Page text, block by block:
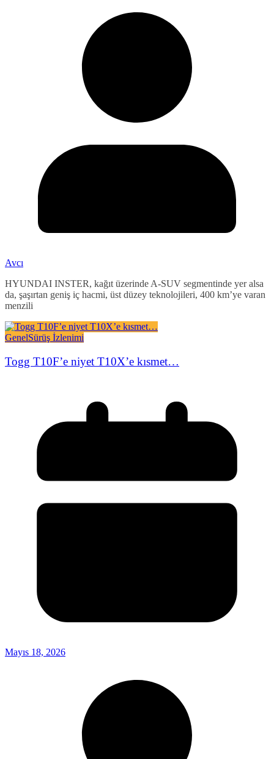
Avcı
HYUNDAI INSTER, kağıt üzerinde A-SUV segmentinde yer alsa
da, şaşırtan geniş iç hacmi, üst düzey teknolojileri, 400 km’ye varan
menzili
GenelSürüş İzlenimi
Togg T10F’e niyet T10X’e kısmet…
Mayıs 18, 2026